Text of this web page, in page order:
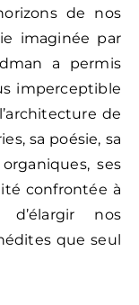
de nos
imaginée par
a permis
imperceptible
de
sa poésie, sa
ses
confrontée à
nos
que seul